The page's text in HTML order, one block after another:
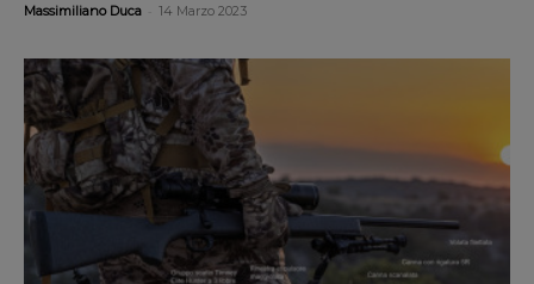
Massimiliano Duca 14 Marzo 2023